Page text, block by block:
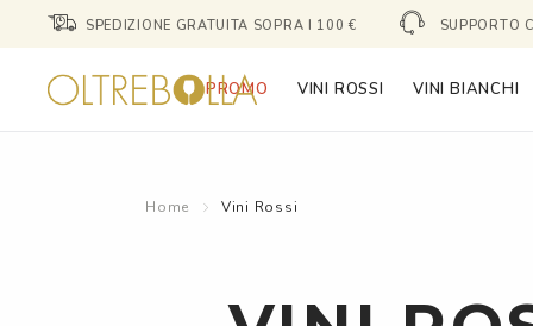
SPEDIZIONE GRATUITA SOPRA I 100 € SUPPORTO
PROMO VINI ROSSI VINI BIANCHI
Home Vini Rossi